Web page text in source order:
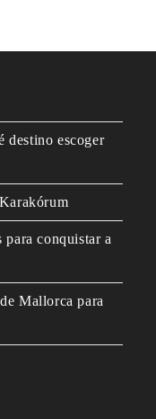
destino escoger
conquistar a
Mallorca para